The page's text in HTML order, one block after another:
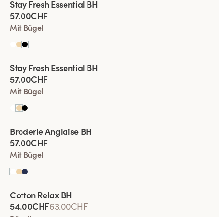
Neues Produkt
Stay Fresh Essential BH
57.00CHF
Mit Bügel
Neues Produkt
Stay Fresh Essential BH
57.00CHF
Mit Bügel
Broderie Anglaise BH
57.00CHF
Mit Bügel
Cotton Relax BH
54.00CHF63.00CHF